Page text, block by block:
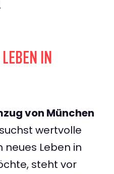
IN
von München
wertvolle
neues Leben in
steht vor